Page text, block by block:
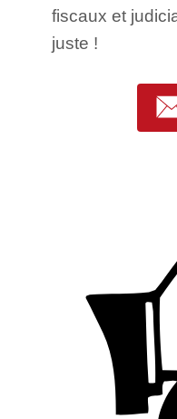
fiscaux et
juste !